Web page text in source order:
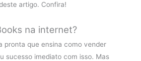
artigo. Confira!
na internet?
pronta que ensina como vender
sucesso imediato com isso. Mas